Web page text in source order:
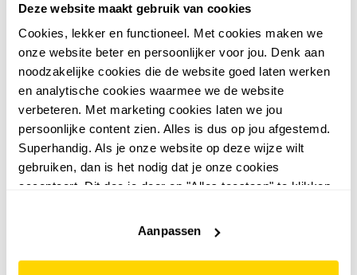
Deze website maakt gebruik van cookies
Cookies, lekker en functioneel. Met cookies maken we
onze website beter en persoonlijker voor jou. Denk aan
noodzakelijke cookies die de website goed laten werken
en analytische cookies waarmee we de website
verbeteren. Met marketing cookies laten we jou
persoonlijke content zien. Alles is dus op jou afgestemd.
Superhandig. Als je onze website op deze wijze wilt
gebruiken, dan is het nodig dat je onze cookies
accepteert. Dit doe je door op "Alles toestaan" te klikken.
website niet optimaal functioneert.
Aanpassen